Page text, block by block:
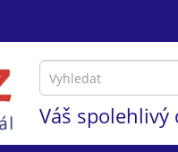
Váš